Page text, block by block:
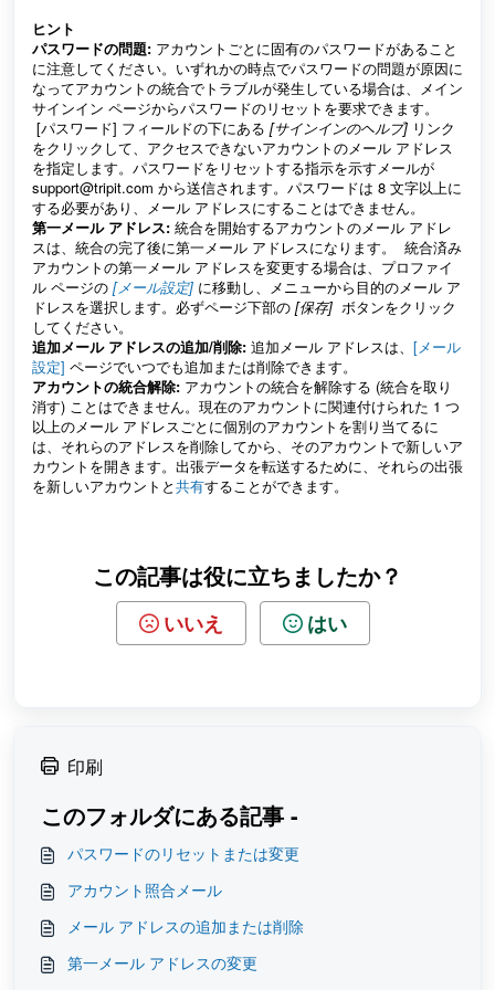
ヒント
パスワードの問題: アカウントごとに固有のパスワードがあること
に注意してください。いずれかの時点でパスワードの問題が原因に
なってアカウントの統合でトラブルが発生している場合は、メイン
サインイン ページからパスワードのリセットを要求できます。
[パスワード] フィールドの下にある [サインインのヘルプ] リンク
をクリックして、アクセスできないアカウントのメール アドレス
を指定します。パスワードをリセットする指示を示すメールが
support@tripit.com から送信されます。パスワードは 8 文字以上に
する必要があり、メール アドレスにすることはできません。
第一メール アドレス: 統合を開始するアカウントのメール アドレ
スは、統合の完了後に第一メール アドレスになります。 統合済み
アカウントの第一メール アドレスを変更する場合は、プロファイ
ル ページの [メール設定] に移動し、メニューから目的のメール ア
ドレスを選択します。必ずページ下部の [保存] ボタンをクリック
してください。
追加メール アドレスの追加/削除: 追加メール アドレスは、 [メール
設定] ページでいつでも追加または削除できます。
アカウントの統合解除: アカウントの統合を解除する (統合を取り
消す) ことはできません。現在のアカウントに関連付けられた 1 つ
以上のメール アドレスごとに個別のアカウントを割り当てるに
は、それらのアドレスを削除してから、そのアカウントで新しいア
カウントを開きます。出張データを転送するために、それらの出張
を新しいアカウントと共有することができます。
この記事は役に立ちましたか？
いいえ はい
印刷
このフォルダにある記事 -
パスワードのリセットまたは変更
アカウント照合メール
メール アドレスの追加または削除
第一メール アドレスの変更